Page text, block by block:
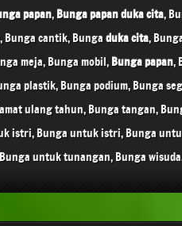
papan, Bunga papanduka cita,
Bunga cantik, Bungaduka cita,
meja, Bunga mobil, Bunga papan,
plastik, Bunga podium, Bunga
ulang tahun, Bunga tangan,
istri, Bunga untuk istri, Bunga
untuk tunangan, Bunga